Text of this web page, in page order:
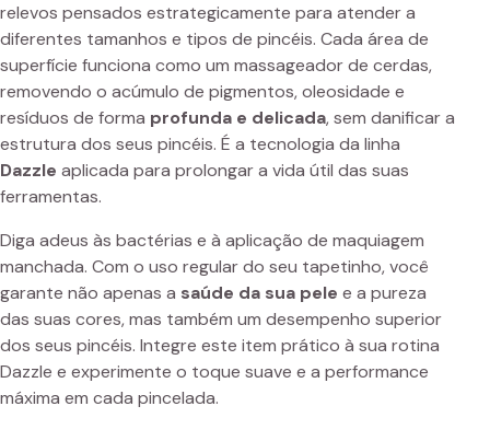
relevos pensados estrategicamente para atender a
diferentes tamanhos e tipos de pincéis. Cada área de
superfície funciona como um massageador de cerdas,
removendo o acúmulo de pigmentos, oleosidade e
resíduos de forma profunda e delicada, sem danificar a
estrutura dos seus pincéis. É a tecnologia da linha
Dazzle aplicada para prolongar a vida útil das suas
ferramentas.
Diga adeus às bactérias e à aplicação de maquiagem
manchada. Com o uso regular do seu tapetinho, você
garante não apenas a saúde da sua pele e a pureza
das suas cores, mas também um desempenho superior
dos seus pincéis. Integre este item prático à sua rotina
Dazzle e experimente o toque suave e a performance
máxima em cada pincelada.